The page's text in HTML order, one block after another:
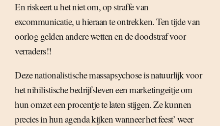
En riskeert u het niet om, op straffe van
excommunicatie, u hieraan te ontrekken. Ten tijde van
oorlog gelden andere wetten en de doodstraf voor
verraders!!
Deze nationalistische massapsychose is natuurlijk voor
het nihilistische bedrijfsleven een marketingeitje om
hun omzet een procentje te laten stijgen. Ze kunnen
precies in hun agenda kijken wanneer het feest’ weer